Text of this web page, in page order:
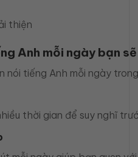
thiện
Anh mỗi ngày bạn
nói tiếng Anh mỗi ngày
thời gian để suy nghĩ